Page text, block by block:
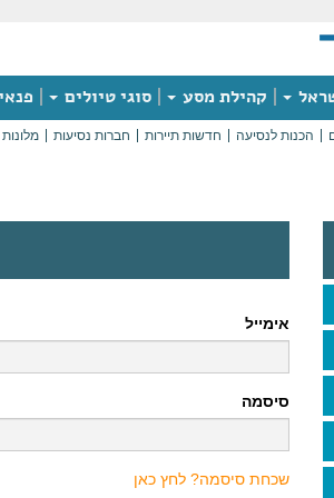
קהילת מסע סוגי טיולים
הכנות לנסיעה חדשות תיירות חברות נסיעות
אימייל
סיסמה
שכחת סיסמה? לחץ כאן